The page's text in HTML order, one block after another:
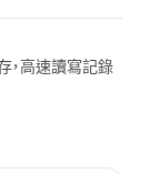
，高速讀寫記錄